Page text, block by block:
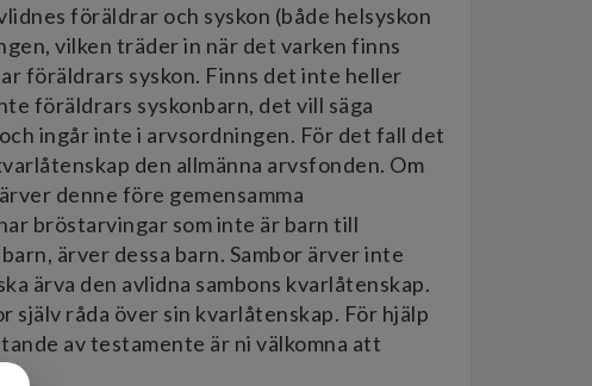
föräldrar och syskon (både helsyskon
vilken träder in när det varken finns
föräldrars syskon. Finns det inte heller
föräldrars syskonbarn, det vill säga
ingår inte i arvsordningen. För det fall det
den allmänna arvsfonden. Om
denne före gemensamma
bröstarvingar som inte är barn till
ärver dessa barn. Sambor ärver inte
ärva den avlidna sambons kvarlåtenskap.
råda över sin kvarlåtenskap. För hjälp
av testamente är ni välkomna att